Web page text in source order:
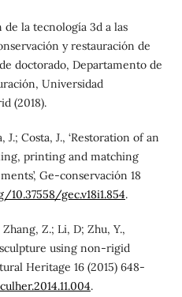
la tecnología 3d a las
y restauración de
doctorado, Departamento de
Universidad
(2018).
J.; Costa, J., ‘Restoration of an
printing and matching
Ge-conservación 18
gec.v18i1.854.
Z.; Li, D; Zhu, Y.,
using non-rigid
Heritage 16 (2015) 648-
.